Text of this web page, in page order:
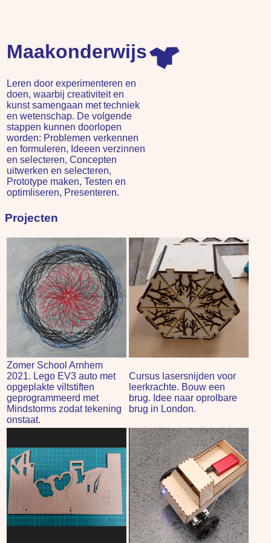
Maakonderwijs
Leren door experimenteren en
doen, waarbij creativiteit en
kunst samengaan met techniek
en wetenschap. De volgende
stappen kunnen doorlopen
worden: Problemen verkennen
en formuleren, Ideeen verzinnen
en selecteren, Concepten
uitwerken en selecteren,
Prototype maken, Testen en
optimliseren, Presenteren.
Projecten
Zomer School Arnhem
2021. Lego EV3 auto met
opgeplakte viltstiften
geprogrammeerd met
Mindstorms zodat tekening
onstaat.
Cursus lasersnijden voor
leerkrachte. Bouw een
brug. Idee naar oprolbare
brug in London.